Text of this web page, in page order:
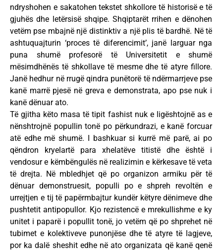
ndryshohen e sakatohen tekstet shkollore të historisë e të
gjuhës dhe letërsisë shqipe. Shqiptarët rrihen e dënohen
vetëm pse mbajnë një distinktiv a një plis të bardhë. Në të
ashtuquajturin ‘proces të diferencimit’, janë larguar nga
puna shumë profesorë të Universitetit e shumë
mësimdhënës të shkollave të mesme dhe të atyre fillore.
Janë hedhur në rrugë qindra punëtorë të ndërmarrjeve pse
kanë marrë pjesë në greva e demonstrata, apo pse nuk i
kanë dënuar ato.
Të gjitha këto masa të tipit fashist nuk e ligështojnë as e
nënshtrojnë popullin tonë po përkundrazi, e kanë forcuar
atë edhe më shumë. I bashkuar si kurrë më parë, ai po
qëndron kryelartë para xhelatëve titistë dhe është i
vendosur e këmbëngulës në realizimin e kërkesave të veta
të drejta. Në mbledhjet që po organizon armiku për të
dënuar demonstruesit, populli po e shpreh revoltën e
urrejtjen e tij të papërmbajtur kundër këtyre dënimeve dhe
pushtetit antipopullor. Kjo rezistencë e mrekullishme e ky
unitet i paparë i popullit tonë, jo vetëm që po shprehet në
tubimet e kolektiveve punonjëse dhe të atyre të lagjeve,
por ka dalë sheshit edhe në ato organizata që kanë qenë